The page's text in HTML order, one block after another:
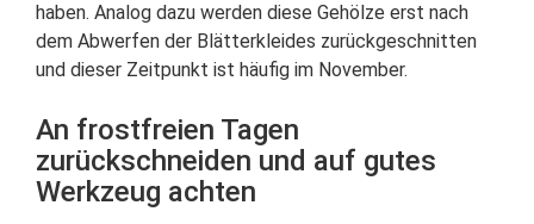
haben. Analog dazu werden diese Gehölze erst nach
dem Abwerfen der Blätterkleides zurückgeschnitten
und dieser Zeitpunkt ist häufig im November.
An frostfreien Tagen
zurückschneiden und auf gutes
Werkzeug achten